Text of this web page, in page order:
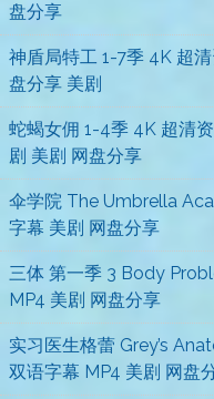
盘分享
神盾局特工 1-7季 4K 超
盘分享 美剧
蛇蝎女佣 1-4季 4K 超清
剧 美剧 网盘分享
伞学院 The Umbrella
字幕 美剧 网盘分享
三体 第一季 3 Body
MP4 美剧 网盘分享
实习医生格蕾 Grey’s
双语字幕 MP4 美剧 网盘